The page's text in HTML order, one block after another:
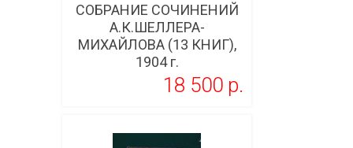
СОБРАНИЕ СОЧИНЕНИЙ
А.К.ШЕЛЛЕРА-
МИХАЙЛОВА (13 КНИГ),
1904 г.
18 500 p.